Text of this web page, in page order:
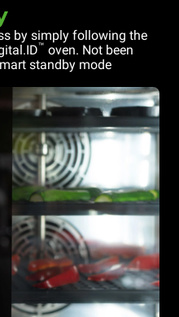
by simply following the
™ oven. Not been
standby mode